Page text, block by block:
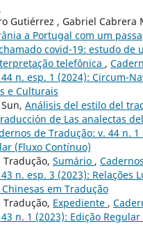
Gutiérrez , Gabriel Cabrera
a Portugal com um
covid-19: estudo de
telefônica ,
n. esp. 1 (2024): Circum-
e Culturais
Análisis del estilo del
de Las analectas
de Tradução: v. 44 n. 1
(Fluxo Contínuo)
Tradução, Sumário ,
n. esp. 3 (2023): Relações
em Tradução
Tradução, Expediente ,
n. 1 (2023): Edição Regular